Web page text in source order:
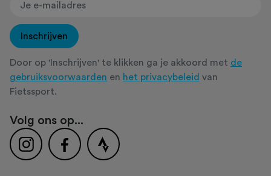
Inschrijven
Door op 'Inschrijven' te klikken ga je akkoord met de
gebruiksvoorwaarden en het privacybeleid van
Fietssport.
Volg ons op...